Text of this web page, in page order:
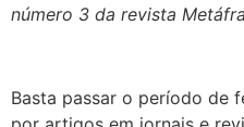
número 3 da revista
Basta passar o período de